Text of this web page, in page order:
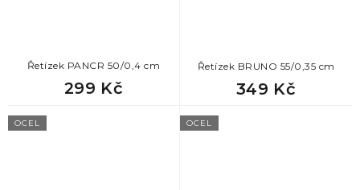
Řetízek PANCR 50/0,4 cm
299 Kč
Řetízek BRUNO 55/0,35 cm
349 Kč
OCEL OCEL